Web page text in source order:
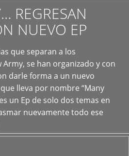
REGRESAN
NUEVO EP
que separan a los
se han organizado y con
darle forma a un nuevo
lleva por nombre “Many
un Ep de solo dos temas en
nuevamente todo ese
+